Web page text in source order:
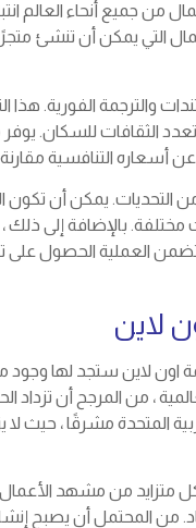
من جميع أنحاء العالم
التي يمكن أن تنشئ
والترجمة الفورية.
تعدد الثقافات للسكان.
أسعاره التنافسية
التحديات. يمكن أن تكون
مختلفة. بالإضافة إلى ذلك
العملية الحصول
لاين
اون لاين ستجد لها وجود
، من المرجح أن تزداد
المتحدة مشرقًا ، حيث لا
متزايد من مشهد الأعمال
من المحتمل أن يصبح